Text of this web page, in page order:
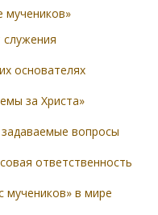
мучеников»
служения
основателях
за Христа»
вопросы
ответственность
мучеников» в мире